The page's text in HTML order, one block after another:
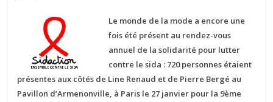
Le monde de la mode a encore une
fois été présent au rendez-vous
annuel de la solidarité pour lutter
contre le sida : 720 personnes étaient
présentes aux côtés de Line Renaud et de Pierre Bergé au
Pavillon d’Armenonville, à Paris le 27 janvier pour la 9ème